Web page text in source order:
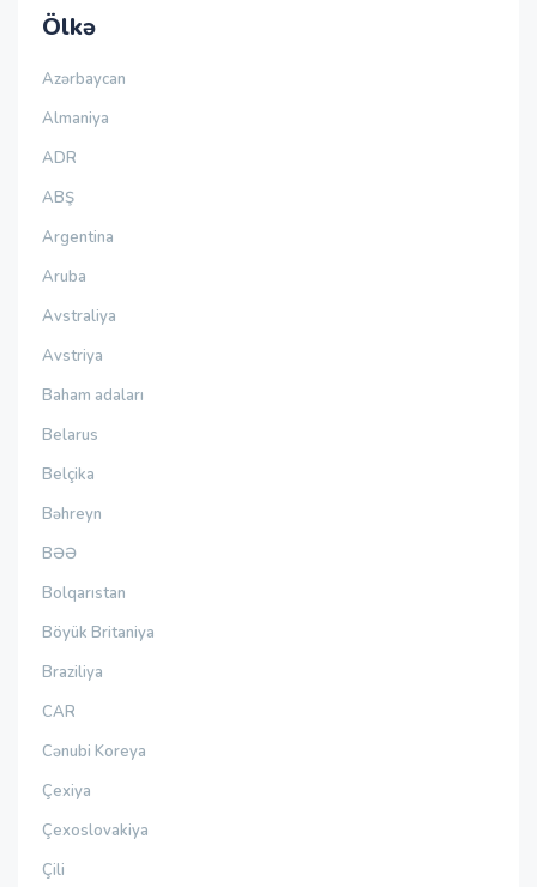
Ölkə
Azərbaycan
Almaniya
ADR
ABŞ
Argentina
Aruba
Avstraliya
Avstriya
Baham adaları
Belarus
Belçika
Bəhreyn
BƏƏ
Bolqarıstan
Böyük Britaniya
Braziliya
CAR
Cənubi Koreya
Çexiya
Çexoslovakiya
Çili